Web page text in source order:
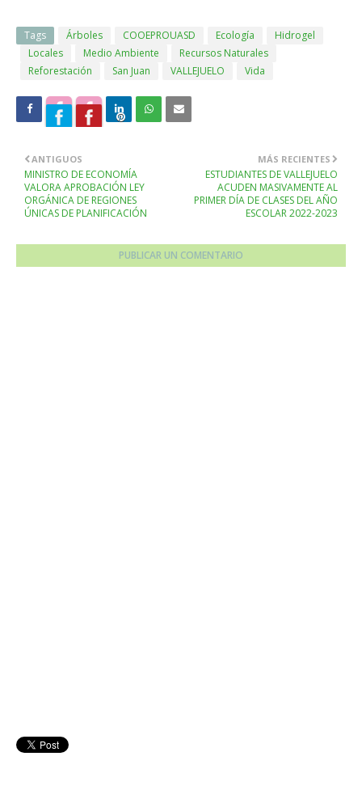
Tags Árboles COOEPROUASD Ecología
Hidrogel
Locales
Medio Ambiente
Recursos Naturales
Reforestación
San Juan VALLEJUELO Vida
MÁS RECIENTES
ESTUDIANTES DE VALLEJUELO
ACUDEN MASIVAMENTE AL
PRIMER DÍA DE CLASES DEL AÑO
ESCOLAR 2022-2023
ANTIGUOS
MINISTRO DE ECONOMÍA
VALORA APROBACIÓN LEY
ORGÁNICA DE REGIONES
ÚNICAS DE PLANIFICACIÓN
PUBLICAR UN COMENTARIO